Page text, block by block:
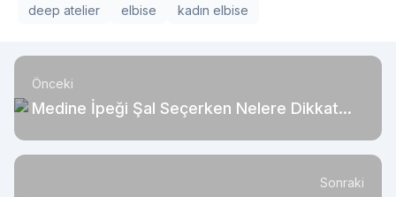
deep atelier elbise kadın elbise
Önceki
Medine İpeği Şal Seçerken Nelere Dikkat
Sonraki